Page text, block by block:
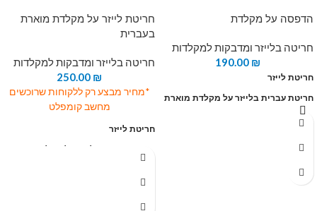
הדפסה על מקלדת
חריטה בלייזר ומדבקות למקלדות
190.00 ₪
חריטת לייזר
חריטת עברית בלייזר על מקלדת מוארת
חריטת לייזר על מקלדת מוארת
בעברית
חריטה בלייזר ומדבקות למקלדות
250.00 ₪
*מחיר מבצע רק ללקוחות שרוכשים
מחשב קומפלט
חריטת לייזר
חריטת עברית בלייזר על מקלדת מוארת